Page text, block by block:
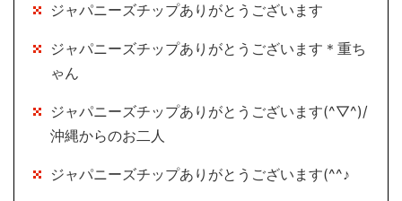
ジャパニーズチップありがとうございます
ジャパニーズチップありがとうございます＊重ち
ゃん
ジャパニーズチップありがとうございます(^▽^)/
沖縄からのお二人
ジャパニーズチップありがとうございます(^^♪